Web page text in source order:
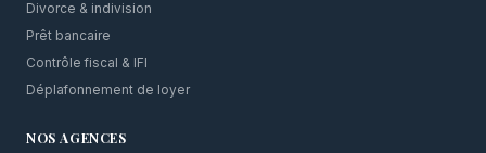
Divorce & indivision
Prêt bancaire
Contrôle fiscal & IFI
Déplafonnement de loyer
NOS AGENCES